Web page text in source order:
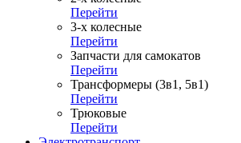
Перейти
3-х колесные
Перейти
Запчасти для самокатов
Перейти
Трансформеры (3в1, 5в1)
Перейти
Трюковые
Перейти